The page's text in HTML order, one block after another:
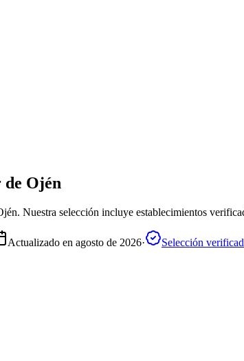
de Ojén
Nuestra selección incluye establecimientos
Actualizado en agosto de 2026· Selección